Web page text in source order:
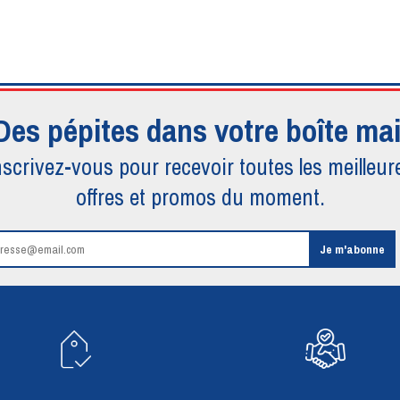
pépites dans votre boîte
vous pour recevoir toutes les
offres et promos du moment.